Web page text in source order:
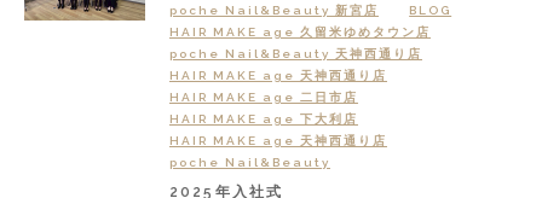
poche Nail&Beauty 新宮店
BLOG
HAIR MAKE age 久留米ゆめタウン店
poche Nail&Beauty 天神西通り店
HAIR MAKE age 天神西通り店
HAIR MAKE age 二日市店
HAIR MAKE age 下大利店
HAIR MAKE age 天神西通り店
poche Nail&Beauty
2025年入社式